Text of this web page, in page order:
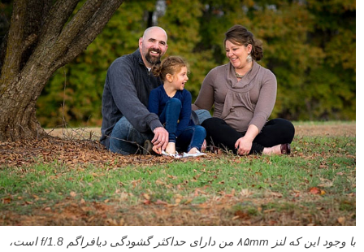
با وجود این که لنز ۸۵mm من دارای حداکثر گشودگی دیافراگم f/1.8 است،